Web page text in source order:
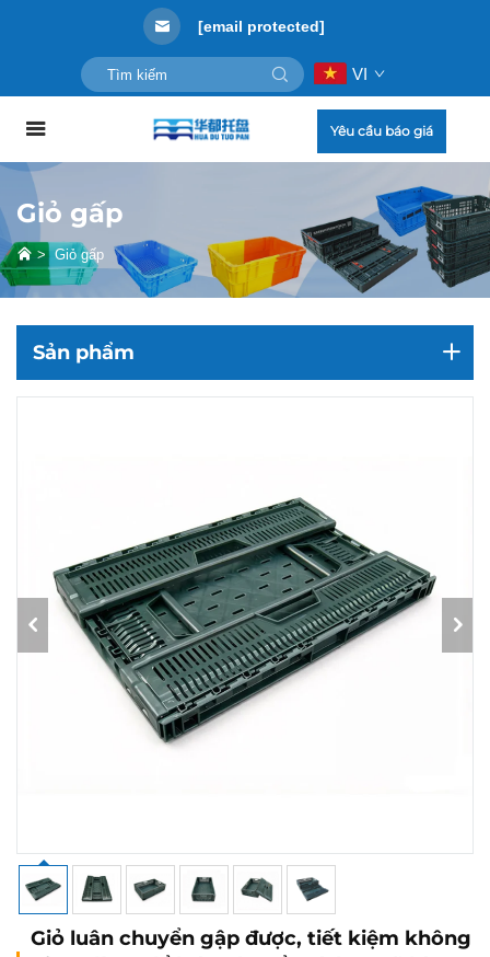
[email protected]
VI
Yêu cầu báo giá
Giỏ gấp
> Giỏ gấp
Sản phẩm
Giỏ luân chuyển gập được, tiết kiệm không